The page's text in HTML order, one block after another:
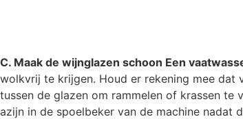
C. Maak de wijnglazen schoon Een
wolkvrij te krijgen. Houd er rekening mee
tussen de glazen om rammelen of krassen te
azijn in de spoelbeker van de machine nadat